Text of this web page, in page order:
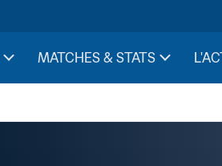
MATCHES & STATS